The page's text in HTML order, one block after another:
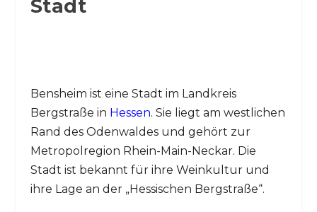
Stadt
Bensheim ist eine Stadt im Landkreis
Bergstraße in Hessen. Sie liegt am westlichen
Rand des Odenwaldes und gehört zur
Metropolregion Rhein-Main-Neckar. Die
Stadt ist bekannt für ihre Weinkultur und
ihre Lage an der „Hessischen Bergstraße“.